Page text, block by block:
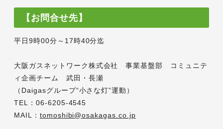
【お問合せ先】
平日9時00分～17時40分迄
大阪ガスネットワーク株式会社 事業基盤部 コミュニテ
ィ企画チーム 武田・長瀬
（Daigasグループ“小さな灯”運動）
TEL：06-6205-4545
MAIL： tomoshibi@osakagas.co.jp